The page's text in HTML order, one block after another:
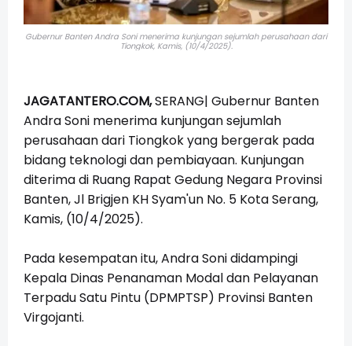
Gubernur Banten Andra Soni menerima kunjungan sejumlah perusahaan dari
Tiongkok, Kamis, (10/4/2025).
JAGATANTERO.COM,SERANG| Gubernur Banten
Andra Soni menerima kunjungan sejumlah
perusahaan dari Tiongkok yang bergerak pada
bidang teknologi dan pembiayaan. Kunjungan
diterima di Ruang Rapat Gedung Negara Provinsi
Banten, Jl Brigjen KH Syam'un No. 5 Kota Serang,
Kamis, (10/4/2025).
Pada kesempatan itu, Andra Soni didampingi
Kepala Dinas Penanaman Modal dan Pelayanan
Terpadu Satu Pintu (DPMPTSP) Provinsi Banten
Virgojanti.